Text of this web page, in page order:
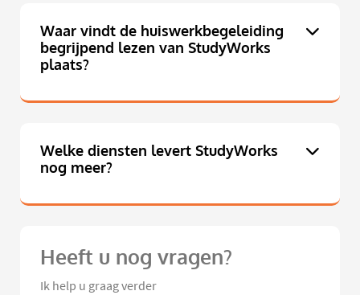
Waar vindt de huiswerkbegeleiding
begrijpend lezen van StudyWorks
plaats?
Welke diensten levert StudyWorks
nog meer?
Heeft u nog vragen?
Ik help u graag verder